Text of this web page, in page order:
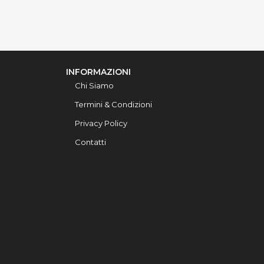
INFORMAZIONI
Chi Siamo
Termini & Condizioni
Privacy Policy
Contatti